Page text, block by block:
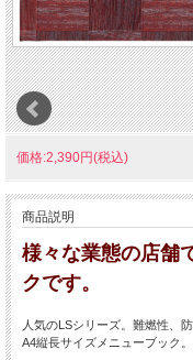
価格:2,390円(税込)
商品説明
様々な業態の店舗
クです。
人気のLSシリーズ。難燃性、
A4縦長サイズメニューブック